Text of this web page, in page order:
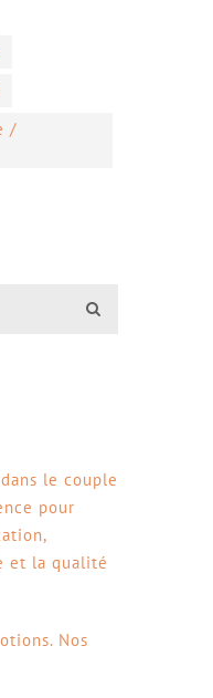
/
le couple
pour
et la qualité
Nos